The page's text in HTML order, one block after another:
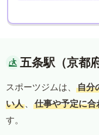
五条駅（京都
スポーツジムは、
自分
い人 、 仕事や予定に
す。